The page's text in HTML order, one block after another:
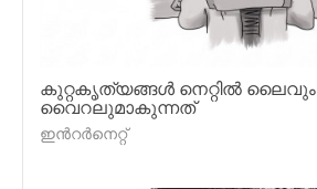
കുറ്റകൃത്യങ്ങള്‍ നെറ്റില്‍ ലൈവും
വൈറലുമാകുന്നത്
ഇന്‍റര്‍നെറ്റ്